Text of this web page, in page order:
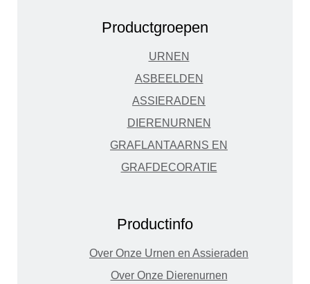
Productgroepen
URNEN
ASBEELDEN
ASSIERADEN
DIERENURNEN
GRAFLANTAARNS EN
GRAFDECORATIE
Productinfo
Over Onze Urnen en Assieraden
Over Onze Dierenurnen